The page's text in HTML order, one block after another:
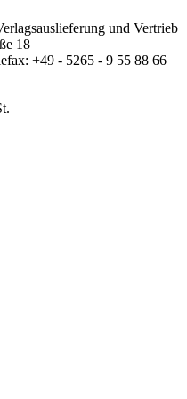
und Vertrieb
18
+49 - 5265 - 9 55 88 66